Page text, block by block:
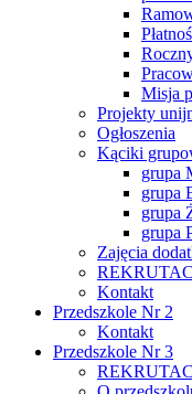
Misja
Projekty
Ogłoszenia
Kąciki
grupa
grupa
grupa
grupa
Zajęcia
Kontakt
Przedszkole Nr 2
Kontakt
Przedszkole Nr 3